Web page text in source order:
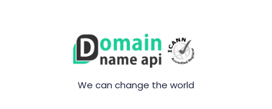
We can change the world